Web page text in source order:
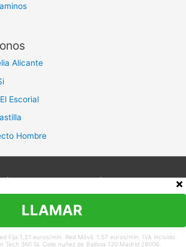
Alicante
Escorial
Hombre
de privacidad
Política de cookies
Contacto
© 2026Teléfono Atención al Cliente
LLAMAR
Fija 1,21 euros/min. Red Móvil. 1,57 euros/min. IVA incluido.
Tech 360 SL Calle nuñez de Balboa 120 Madrid 28006.